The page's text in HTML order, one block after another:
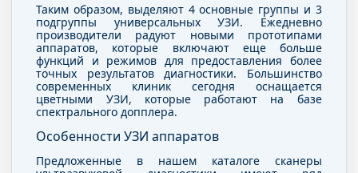
Таким образом, выделяют 4 основные группы и 3
подгруппы универсальных УЗИ. Ежедневно
производители радуют новыми прототипами
аппаратов, которые включают еще больше
функций и режимов для предоставления более
точных результатов диагностики. Большинство
современных клиник сегодня оснащается
цветными УЗИ, которые работают на базе
спектрального допплера.
Особенности УЗИ аппаратов
Предложенные в нашем каталоге сканеры